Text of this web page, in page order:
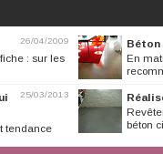
26/04/2009
: sur les
Béton
En
25/03/2013
tendance
béton